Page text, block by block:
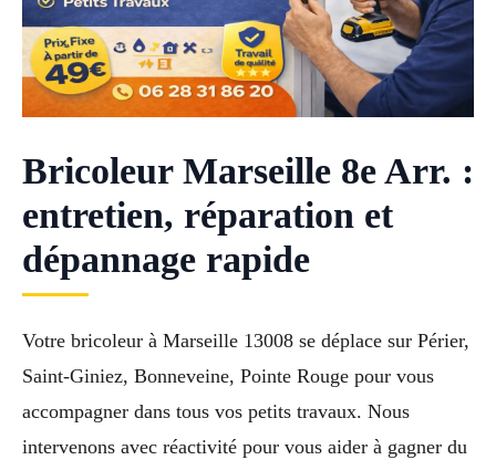
Bricoleur Marseille 8e Arr. :
entretien, réparation et
dépannage rapide
Votre bricoleur à Marseille 13008 se déplace sur Périer,
Saint-Giniez, Bonneveine, Pointe Rouge pour vous
accompagner dans tous vos petits travaux. Nous
intervenons avec réactivité pour vous aider à gagner du